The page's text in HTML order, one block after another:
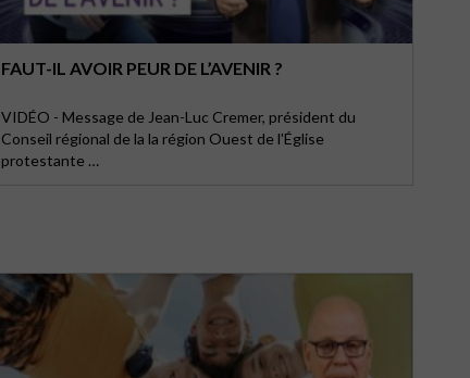
FAUT-IL AVOIR PEUR DE L’AVENIR ?
VIDÉO - Message de Jean-Luc Cremer, président du
Conseil régional de la la région Ouest de l'Église
protestante …